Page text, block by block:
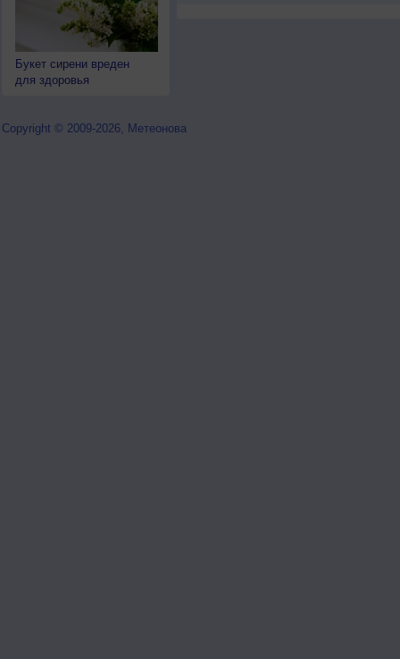
Букет сирени вреден
для здоровья
Copyright © 2009-2026, Метеонова